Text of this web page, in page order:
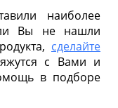
наиболее
Вы не нашли
сделайте
с Вами и
в подборе